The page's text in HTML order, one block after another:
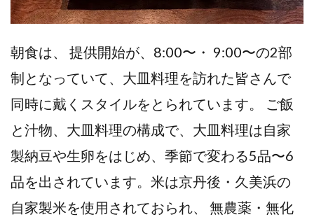
朝食は、 提供開始が、8:00〜・ 9:00〜の2部
制となっていて、大皿料理を訪れた皆さんで
同時に戴くスタイルをとられています。 ご飯
と汁物、大皿料理の構成で、大皿料理は自家
製納豆や生卵をはじめ、季節で変わる5品〜6
品を出されています。米は京丹後・久美浜の
自家製米を使用されておられ、 無農薬・無化